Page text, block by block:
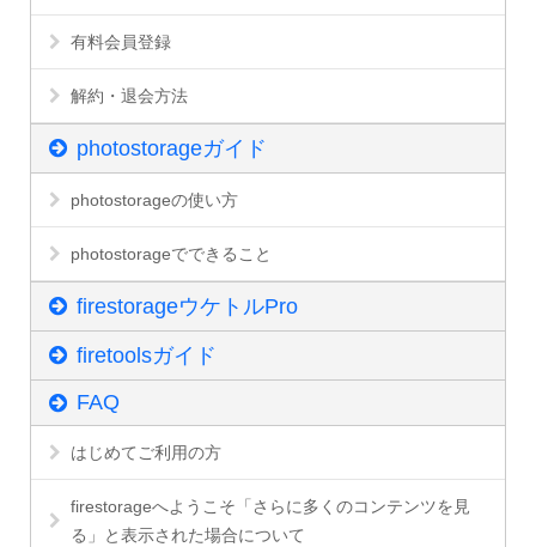
有料会員登録
解約・退会方法
photostorageガイド
photostorageの使い方
photostorageでできること
firestorageウケトルPro
firetoolsガイド
FAQ
はじめてご利用の方
firestorageへようこそ「さらに多くのコンテンツを見
る」と表示された場合について